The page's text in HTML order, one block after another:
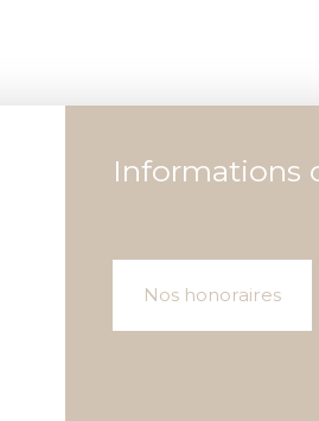
Informations
Nos honoraires